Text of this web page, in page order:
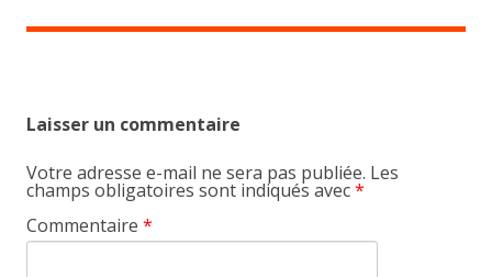
Laisser un commentaire
Votre adresse e-mail ne sera pas publiée. Les
champs obligatoires sont indiqués avec*
Commentaire *